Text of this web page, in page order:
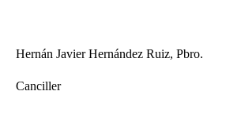
Hernán Javier Hernández Ruiz, Pbro.
Canciller